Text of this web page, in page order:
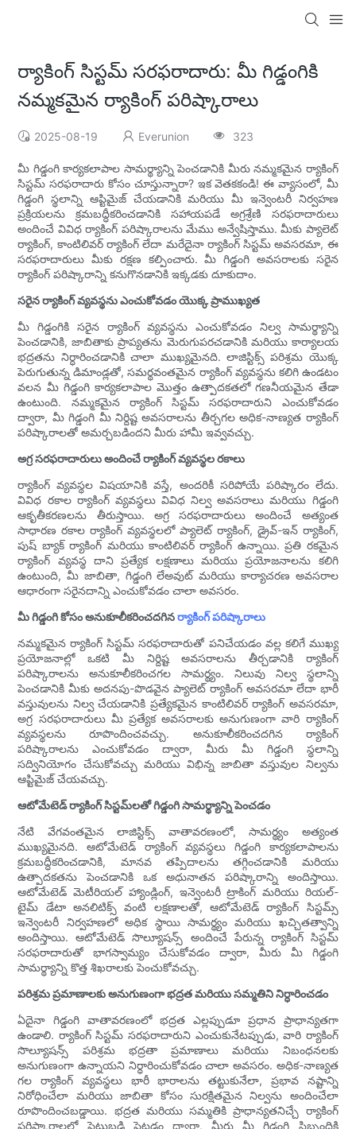
ర్యాకింగ్ సిస్టమ్ సరఫరాదారు: మీ గిడ్డంగికి
నమ్మకమైన ర్యాకింగ్ పరిష్కారాలు
2025-08-19 Everunion 323
మీ గిడ్డంగి కార్యకలాపాల సామర్థ్యాన్ని పెంచడానికి మీరు నమ్మకమైన ర్యాకింగ్
సిస్టమ్ సరఫరాదారు కోసం చూస్తున్నారా? ఇక వెతకకండి! ఈ వ్యాసంలో, మీ
గిడ్డంగి స్థలాన్ని ఆప్టిమైజ్ చేయడానికి మరియు మీ ఇన్వెంటరీ నిర్వహణ
ప్రక్రియలను క్రమబద్ధీకరించడానికి సహాయపడే అగ్రశ్రేణి సరఫరాదారులు
అందించే వివిధ ర్యాకింగ్ పరిష్కారాలను మేము అన్వేషిస్తాము. మీకు ప్యాలెట్
ర్యాకింగ్, కాంటిలివర్ ర్యాకింగ్ లేదా మరేదైనా ర్యాకింగ్ సిస్టమ్ అవసరమా, ఈ
సరఫరాదారులు మీకు రక్షణ కల్పించారు. మీ గిడ్డంగి అవసరాలకు సరైన
ర్యాకింగ్ పరిష్కారాన్ని కనుగొనడానికి ఇక్కడకు దూకుదాం.
సరైన ర్యాకింగ్ వ్యవస్థను ఎంచుకోవడం యొక్క ప్రాముఖ్యత
మీ గిడ్డంగికి సరైన ర్యాకింగ్ వ్యవస్థను ఎంచుకోవడం నిల్వ సామర్థ్యాన్ని
పెంచడానికి, జాబితాకు ప్రాప్యతను మెరుగుపరచడానికి మరియు కార్యాలయ
భద్రతను నిర్ధారించడానికి చాలా ముఖ్యమైనది. లాజిస్టిక్స్ పరిశ్రమ యొక్క
పెరుగుతున్న డిమాండ్లతో, సమర్థవంతమైన ర్యాకింగ్ వ్యవస్థను కలిగి ఉండటం
వలన మీ గిడ్డంగి కార్యకలాపాల మొత్తం ఉత్పాదకతలో గణనీయమైన తేడా
ఉంటుంది. నమ్మకమైన ర్యాకింగ్ సిస్టమ్ సరఫరాదారుని ఎంచుకోవడం
ద్వారా, మీ గిడ్డంగి మీ నిర్దిష్ట అవసరాలను తీర్చగల అధిక-నాణ్యత ర్యాకింగ్
పరిష్కారాలతో అమర్చబడిందని మీరు హామీ ఇవ్వవచ్చు.
అగ్ర సరఫరాదారులు అందించే ర్యాకింగ్ వ్యవస్థల రకాలు
ర్యాకింగ్ వ్యవస్థల విషయానికి వస్తే, అందరికీ సరిపోయే పరిష్కారం లేదు.
వివిధ రకాల ర్యాకింగ్ వ్యవస్థలు వివిధ నిల్వ అవసరాలు మరియు గిడ్డంగి
ఆకృతీకరణలను తీరుస్తాయి. అగ్ర సరఫరాదారులు అందించే అత్యంత
సాధారణ రకాల ర్యాకింగ్ వ్యవస్థలలో ప్యాలెట్ ర్యాకింగ్, డ్రైవ్-ఇన్ ర్యాకింగ్,
పుష్ బ్యాక్ ర్యాకింగ్ మరియు కాంటిలివర్ ర్యాకింగ్ ఉన్నాయి. ప్రతి రకమైన
ర్యాకింగ్ వ్యవస్థ దాని ప్రత్యేక లక్షణాలు మరియు ప్రయోజనాలను కలిగి
ఉంటుంది, మీ జాబితా, గిడ్డంగి లేఅవుట్ మరియు కార్యాచరణ అవసరాల
ఆధారంగా సరైనదాన్ని ఎంచుకోవడం చాలా అవసరం.
మీ గిడ్డంగి కోసం అనుకూలీకరించదగినర్యాకింగ్ పరిష్కారాలు
నమ్మకమైన ర్యాకింగ్ సిస్టమ్ సరఫరాదారుతో పనిచేయడం వల్ల కలిగే ముఖ్య
ప్రయోజనాల్లో ఒకటి మీ నిర్దిష్ట అవసరాలను తీర్చడానికి ర్యాకింగ్
పరిష్కారాలను అనుకూలీకరించగల సామర్థ్యం. నిలువు నిల్వ స్థలాన్ని
పెంచడానికి మీకు అదనపు-పొడవైన ప్యాలెట్ ర్యాకింగ్ అవసరమా లేదా భారీ
వస్తువులను నిల్వ చేయడానికి ప్రత్యేకమైన కాంటిలివర్ ర్యాకింగ్ అవసరమా,
అగ్ర సరఫరాదారులు మీ ప్రత్యేక అవసరాలకు అనుగుణంగా వారి ర్యాకింగ్
వ్యవస్థలను రూపొందించవచ్చు. అనుకూలీకరించదగిన ర్యాకింగ్
పరిష్కారాలను ఎంచుకోవడం ద్వారా, మీరు మీ గిడ్డంగి స్థలాన్ని
సద్వినియోగం చేసుకోవచ్చు మరియు విభిన్న జాబితా వస్తువుల నిల్వను
ఆప్టిమైజ్ చేయవచ్చు.
ఆటోమేటెడ్ ర్యాకింగ్ సిస్టమ్‌లతో గిడ్డంగి సామర్థ్యాన్ని పెంచడం
నేటి వేగవంతమైన లాజిస్టిక్స్ వాతావరణంలో, సామర్థ్యం అత్యంత
ముఖ్యమైనది. ఆటోమేటెడ్ ర్యాకింగ్ వ్యవస్థలు గిడ్డంగి కార్యకలాపాలను
క్రమబద్ధీకరించడానికి, మానవ తప్పిదాలను తగ్గించడానికి మరియు
ఉత్పాదకతను పెంచడానికి ఒక అధునాతన పరిష్కారాన్ని అందిస్తాయి.
ఆటోమేటెడ్ మెటీరియల్ హ్యాండ్లింగ్, ఇన్వెంటరీ ట్రాకింగ్ మరియు రియల్-
టైమ్ డేటా అనలిటిక్స్ వంటి లక్షణాలతో, ఆటోమేటెడ్ ర్యాకింగ్ సిస్టమ్స్
ఇన్వెంటరీ నిర్వహణలో అధిక స్థాయి సామర్థ్యం మరియు ఖచ్చితత్వాన్ని
అందిస్తాయి. ఆటోమేటెడ్ సొల్యూషన్స్ అందించే పేరున్న ర్యాకింగ్ సిస్టమ్
సరఫరాదారుతో భాగస్వామ్యం చేసుకోవడం ద్వారా, మీరు మీ గిడ్డంగి
సామర్థ్యాన్ని కొత్త శిఖరాలకు పెంచుకోవచ్చు.
పరిశ్రమ ప్రమాణాలకు అనుగుణంగా భద్రత మరియు సమ్మతిని నిర్ధారించడం
ఏదైనా గిడ్డంగి వాతావరణంలో భద్రత ఎల్లప్పుడూ ప్రధాన ప్రాధాన్యతగా
ఉండాలి. ర్యాకింగ్ సిస్టమ్ సరఫరాదారుని ఎంచుకునేటప్పుడు, వారి ర్యాకింగ్
సొల్యూషన్స్ పరిశ్రమ భద్రతా ప్రమాణాలు మరియు నిబంధనలకు
అనుగుణంగా ఉన్నాయని నిర్ధారించుకోవడం చాలా అవసరం. అధిక-నాణ్యత
గల ర్యాకింగ్ వ్యవస్థలు భారీ భారాలను తట్టుకునేలా, ప్రభావ నష్టాన్ని
నిరోధించేలా మరియు జాబితా కోసం సురక్షితమైన నిల్వను అందించేలా
రూపొందించబడ్డాయి. భద్రత మరియు సమ్మతికి ప్రాధాన్యతనిచ్చే ర్యాకింగ్
పరిష్కారాలలో పెట్టుబడి పెట్టడం ద్వారా, మీరు మీ గిడ్డంగి సిబ్బందికి